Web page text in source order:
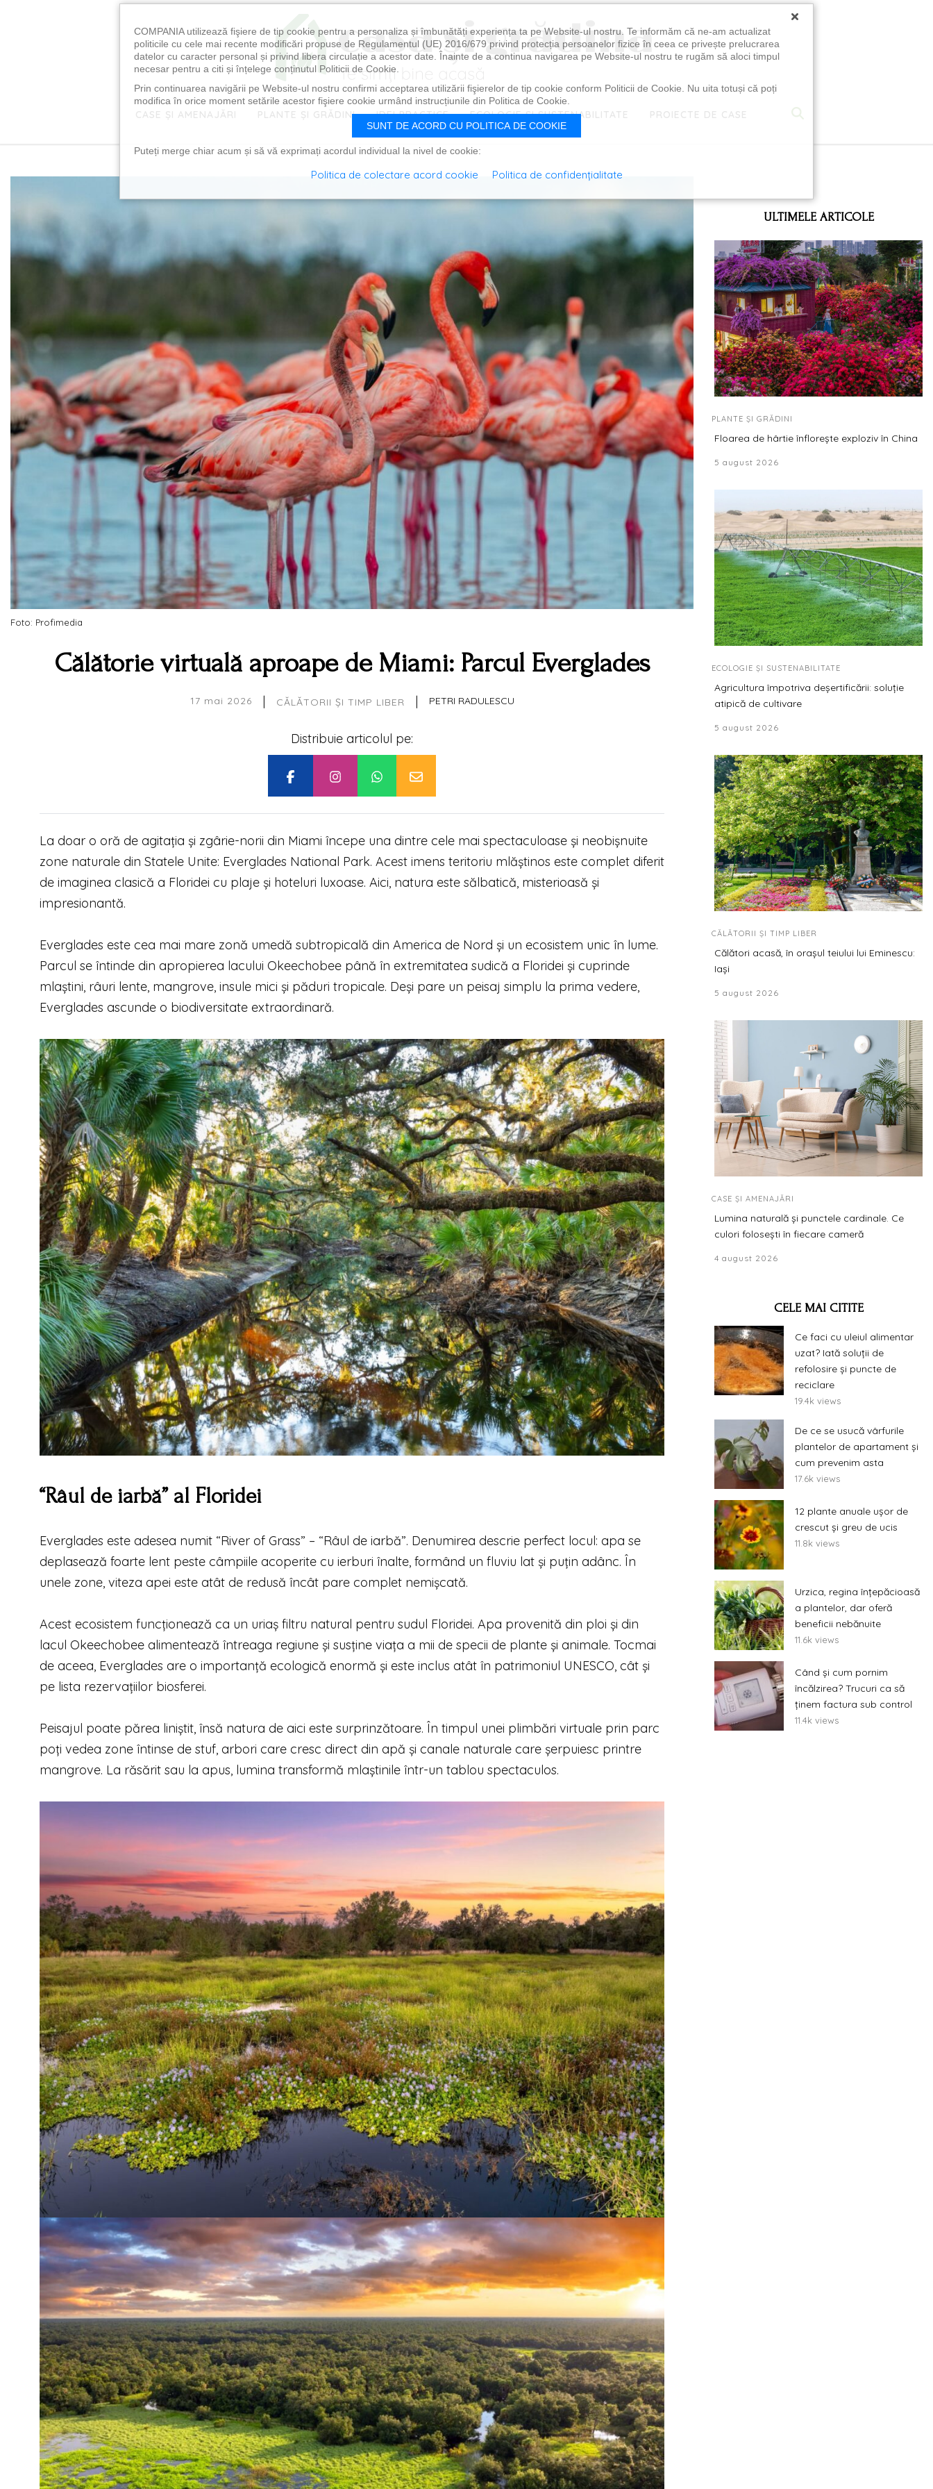
CASE ȘI AMENAJĂRI PLANTE ȘI GRĂDINI IDEI PRACTICE ECOLOGIE ȘI SUSTENABILITATE PROIECTE DE CASE
Foto: Profimedia
Călătorie virtuală aproape de Miami: Parcul Everglades
17 mai 2026 | CĂLĂTORII ȘI TIMP LIBER | PETRI RADULESCU
Distribuie articolul pe:
La doar o oră de agitația și zgârie-norii din Miami începe una dintre cele mai spectaculoase și neobișnuite
zone naturale din Statele Unite: Everglades National Park. Acest imens teritoriu mlăștinos este complet diferit
de imaginea clasică a Floridei cu plaje și hoteluri luxoase. Aici, natura este sălbatică, misterioasă și
impresionantă.
Everglades este cea mai mare zonă umedă subtropicală din America de Nord și un ecosistem unic în lume.
Parcul se întinde din apropierea lacului Okeechobee până în extremitatea sudică a Floridei și cuprinde
mlaștini, râuri lente, mangrove, insule mici și păduri tropicale. Deși pare un peisaj simplu la prima vedere,
Everglades ascunde o biodiversitate extraordinară.
“Râul de iarbă” al Floridei
Everglades este adesea numit “River of Grass” – “Râul de iarbă”. Denumirea descrie perfect locul: apa se
deplasează foarte lent peste câmpiile acoperite cu ierburi înalte, formând un fluviu lat și puțin adânc. În
unele zone, viteza apei este atât de redusă încât pare complet nemișcată.
Acest ecosistem funcționează ca un uriaș filtru natural pentru sudul Floridei. Apa provenită din ploi și din
lacul Okeechobee alimentează întreaga regiune și susține viața a mii de specii de plante și animale. Tocmai
de aceea, Everglades are o importanță ecologică enormă și este inclus atât în patrimoniul UNESCO, cât și
pe lista rezervațiilor biosferei.
Peisajul poate părea liniștit, însă natura de aici este surprinzătoare. În timpul unei plimbări virtuale prin parc
poți vedea zone întinse de stuf, arbori care cresc direct din apă și canale naturale care șerpuiesc printre
mangrove. La răsărit sau la apus, lumina transformă mlaștinile într-un tablou spectaculos.
ULTIMELE ARTICOLE
PLANTE ȘI GRĂDINI
Floarea de hârtie înflorește exploziv în China
5 august 2026
ECOLOGIE ȘI SUSTENABILITATE
Agricultura împotriva deșertificării: soluție
atipică de cultivare
5 august 2026
CĂLĂTORII ȘI TIMP LIBER
Călători acasă, în orașul teiului lui Eminescu:
Iași
5 august 2026
CASE ȘI AMENAJĂRI
Lumina naturală și punctele cardinale. Ce
culori folosești în fiecare cameră
4 august 2026
CELE MAI CITITE
Ce faci cu uleiul alimentar
uzat? Iată soluții de
refolosire și puncte de
reciclare
19.4k views
De ce se usucă vârfurile
plantelor de apartament și
cum prevenim asta
17.6k views
12 plante anuale ușor de
crescut și greu de ucis
11.8k views
Urzica, regina înțepăcioasă
a plantelor, dar oferă
beneficii nebănuite
11.6k views
Când și cum pornim
încălzirea? Trucuri ca să
ținem factura sub control
11.4k views
×
COMPANIA utilizează fişiere de tip cookie pentru a personaliza și îmbunătăți experiența ta pe Website-ul nostru. Te informăm că ne-am actualizat
politicile cu cele mai recente modificări propuse de Regulamentul (UE) 2016/679 privind protecția persoanelor fizice în ceea ce privește prelucrarea
datelor cu caracter personal și privind libera circulație a acestor date. Înainte de a continua navigarea pe Website-ul nostru te rugăm să aloci timpul
necesar pentru a citi și înțelege conținutul Politicii de Cookie.
Prin continuarea navigării pe Website-ul nostru confirmi acceptarea utilizării fişierelor de tip cookie conform Politicii de Cookie. Nu uita totuși că poți
modifica în orice moment setările acestor fişiere cookie urmând instrucțiunile din Politica de Cookie.
SUNT DE ACORD CU POLITICA DE COOKIE
Puteți merge chiar acum și să vă exprimați acordul individual la nivel de cookie:
Politica de colectare acord cookie Politica de confidențialitate